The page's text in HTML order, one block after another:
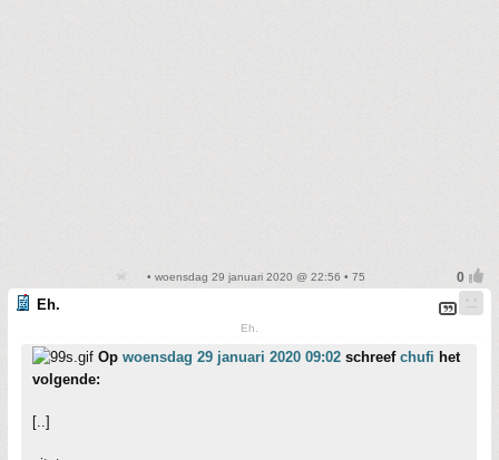
• woensdag 29 januari 2020 @ 22:56 • 75
Eh.
Eh.
Op woensdag 29 januari 2020 09:02 schreef chufi het
volgende:
[..]